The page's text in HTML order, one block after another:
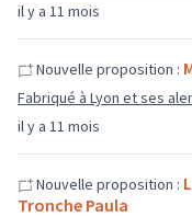
il y a 11 mois
il y a 11 mois
Nouvelle proposition :
Fabriqué à Lyon et ses
Nouvelle proposition :
Tronche Paula